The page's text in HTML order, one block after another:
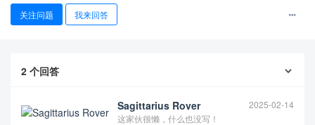
    \fancyhf{} % 清空页眉页脚
    % 偶数页左下角、奇数页右下角显示页码
横线
}
\fancypagestyle{frontmatter}{ %frontmatter部分的页
眉页脚定制
关注问题 我来回答
2 个回答
Sagittarius Rover
2025-02-14
这家伙很懒，什么也没写！